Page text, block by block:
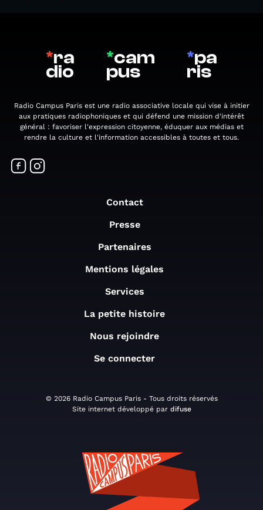
*ra
dio
*cam
pus
*pa
ris
Radio Campus Paris est une radio associative locale qui vise à initier
aux pratiques radiophoniques et qui défend une mission d'intérêt
général : favoriser l'expression citoyenne, éduquer aux médias et
rendre la culture et l'information accessibles à toutes et tous.
Contact
Presse
Partenaires
Mentions légales
Services
La petite histoire
Nous rejoindre
Se connecter
© 2026 Radio Campus Paris - Tous droits réservés
Site internet développé par difuse